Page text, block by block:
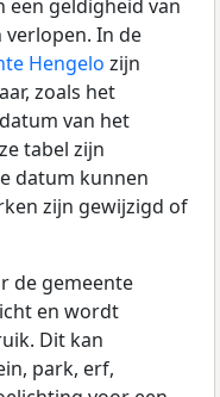
een geldigheid van
verlopen. In de
Hengelo zijn
zoals het
van het
tabel zijn
datum kunnen
zijn gewijzigd of
de gemeente
en wordt
Dit kan
park, erf,